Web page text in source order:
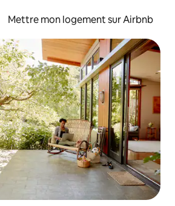
Mettre mon logement sur Airbnb